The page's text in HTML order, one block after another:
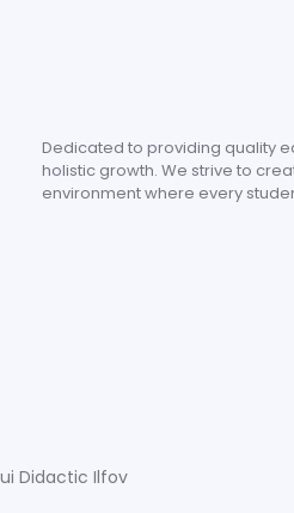
Dedicated to providing quality
holistic growth. We strive to
environment where every
Didactic Ilfov